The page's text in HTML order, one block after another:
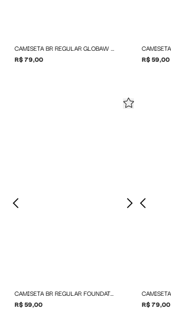
CAMISETA BR REGULAR GLOBAW LOGO
R$ 79,00
R$ 59,00
CAMISETA BR REGULAR FOUNDATION
R$ 59,00
R$ 79,00